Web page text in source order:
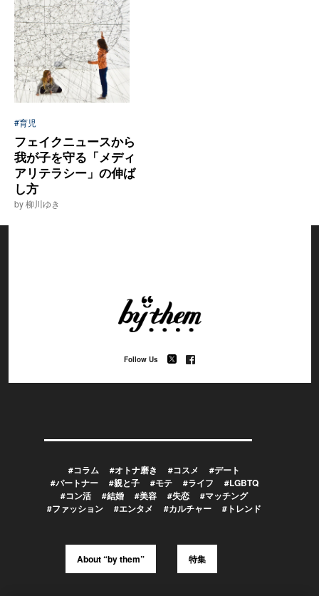
#育児
フェイクニュースから
我が子を守る「メディ
アリテラシー」の伸ば
し方
by 柳川ゆき
Follow Us
#コラム #オトナ磨き #コスメ
#デート
#パートナー
#親と子 #モテ #ライフ
#LGBTQ
#コン活
#結婚 #美容 #失恋
#マッチング
#ファッション
#エンタメ #カルチャー #トレンド
About “by them” 特集